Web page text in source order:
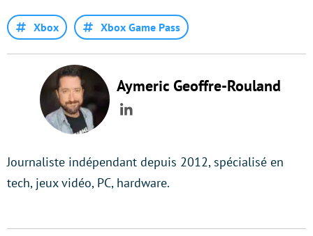
Xbox Xbox Game Pass
Aymeric Geoffre-Rouland
LinkedIn
Journaliste indépendant depuis 2012, spécialisé en
tech, jeux vidéo, PC, hardware.